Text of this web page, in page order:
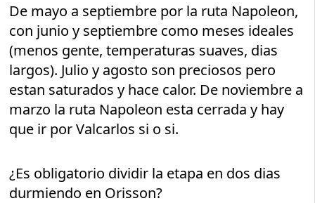
De mayo a septiembre por la ruta Napoleon,
con junio y septiembre como meses ideales
(menos gente, temperaturas suaves, dias
largos). Julio y agosto son preciosos pero
estan saturados y hace calor. De noviembre a
marzo la ruta Napoleon esta cerrada y hay
que ir por Valcarlos si o si.
¿Es obligatorio dividir la etapa en dos dias
durmiendo en Orisson?